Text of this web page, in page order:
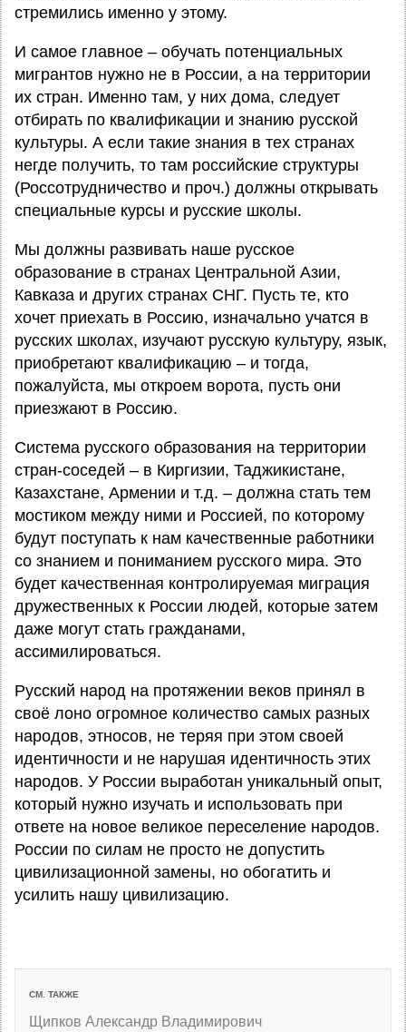
стремились именно у этому.
И самое главное – обучать потенциальных
мигрантов нужно не в России, а на территории
их стран. Именно там, у них дома, следует
отбирать по квалификации и знанию русской
культуры. А если такие знания в тех странах
негде получить, то там российские структуры
(Россотрудничество и проч.) должны открывать
специальные курсы и русские школы.
Мы должны развивать наше русское
образование в странах Центральной Азии,
Кавказа и других странах СНГ. Пусть те, кто
хочет приехать в Россию, изначально учатся в
русских школах, изучают русскую культуру, язык,
приобретают квалификацию – и тогда,
пожалуйста, мы откроем ворота, пусть они
приезжают в Россию.
Система русского образования на территории
стран-соседей – в Киргизии, Таджикистане,
Казахстане, Армении и т.д. – должна стать тем
мостиком между ними и Россией, по которому
будут поступать к нам качественные работники
со знанием и пониманием русского мира. Это
будет качественная контролируемая миграция
дружественных к России людей, которые затем
даже могут стать гражданами,
ассимилироваться.
Русский народ на протяжении веков принял в
своё лоно огромное количество самых разных
народов, этносов, не теряя при этом своей
идентичности и не нарушая идентичность этих
народов. У России выработан уникальный опыт,
который нужно изучать и использовать при
ответе на новое великое переселение народов.
России по силам не просто не допустить
цивилизационной замены, но обогатить и
усилить нашу цивилизацию.
СМ. ТАКЖЕ
Щипков Александр Владимирович